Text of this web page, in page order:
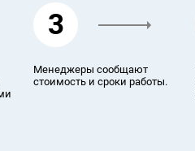
3
Менеджеры сообщают
стоимость и сроки работы.